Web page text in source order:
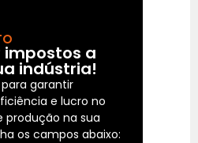
impostos a
indústria!
garantir
e lucro no
na sua
os campos abaixo: